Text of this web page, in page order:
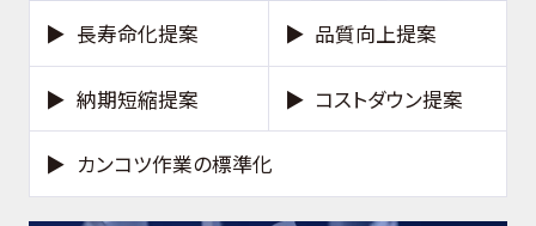
長寿命化提案 品質向上提案
納期短縮提案 コストダウン提案
カンコツ作業の標準化